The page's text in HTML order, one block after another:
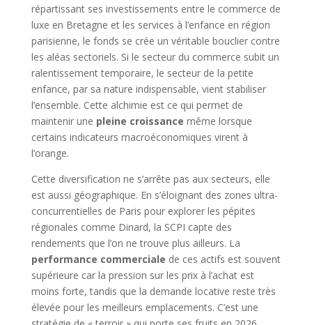
répartissant ses investissements entre le commerce de
luxe en Bretagne et les services à l’enfance en région
parisienne, le fonds se crée un véritable bouclier contre
les aléas sectoriels. Si le secteur du commerce subit un
ralentissement temporaire, le secteur de la petite
enfance, par sa nature indispensable, vient stabiliser
l’ensemble. Cette alchimie est ce qui permet de
maintenir une pleine croissance même lorsque
certains indicateurs macroéconomiques virent à
l’orange.
Cette diversification ne s’arrête pas aux secteurs, elle
est aussi géographique. En s’éloignant des zones ultra-
concurrentielles de Paris pour explorer les pépites
régionales comme Dinard, la SCPI capte des
rendements que l’on ne trouve plus ailleurs. La
performance commerciale de ces actifs est souvent
supérieure car la pression sur les prix à l’achat est
moins forte, tandis que la demande locative reste très
élevée pour les meilleurs emplacements. C’est une